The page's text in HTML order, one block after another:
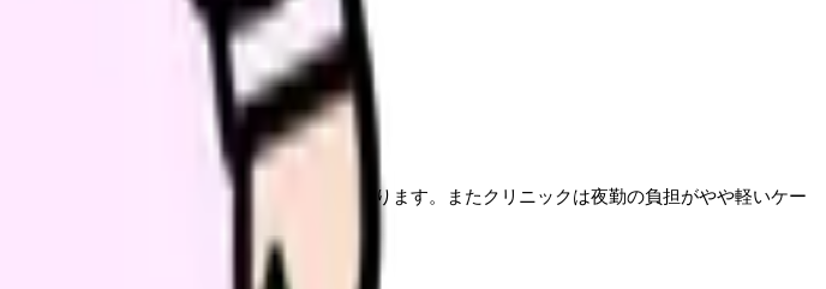
、比較的高い給与を提示していることがあります。またクリニックは夜勤の負担がやや軽いケー